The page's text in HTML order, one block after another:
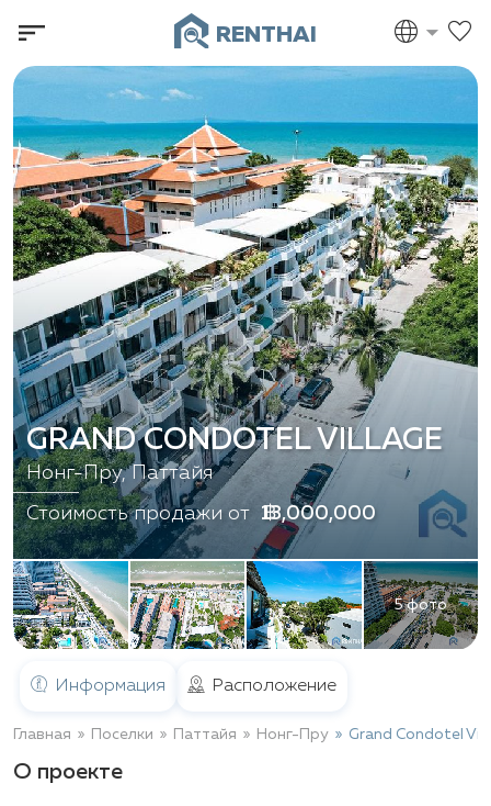
RENTHAI
5 фото
GRAND CONDOTEL VILLAGE
Нонг-Пру, Паттайя
Стоимость продажи от ฿ 13,000,000
Информация Расположение
Главная Поселки Паттайя Нонг-Пру Grand Condotel
О проекте